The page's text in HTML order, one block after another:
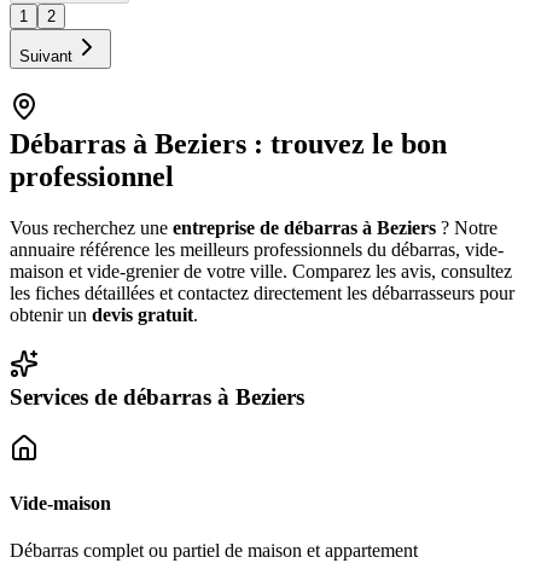
1
2
Suivant
Débarras à Beziers : trouvez le bon
professionnel
Vous recherchez une entreprise de débarras à Beziers ? Notre
annuaire référence les meilleurs professionnels du débarras, vide-
maison et vide-grenier de votre ville. Comparez les avis, consultez
les fiches détaillées et contactez directement les débarrasseurs pour
obtenir un devis gratuit.
Services de débarras à Beziers
Vide-maison
Débarras complet ou partiel de maison et appartement